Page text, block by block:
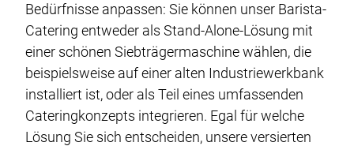
Live-Cooking-Catering
Grill-BBQ-Catering
Cocktail-Catering
Barista-Catering
Bedürfnisse anpassen: Sie können unser Barista-
Catering entweder als Stand-Alone-Lösung mit
einer schönen Siebträgermaschine wählen, die
beispielsweise auf einer alten Industriewerkbank
installiert ist, oder als Teil eines umfassenden
Cateringkonzepts integrieren. Egal für welche
Lösung Sie sich entscheiden, unsere versierten